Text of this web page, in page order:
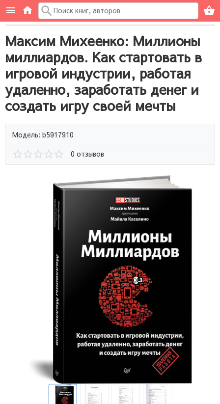
Максим Михеенко: Миллионы
миллиардов. Как стартовать в
игровой индустрии, работая
удаленно, заработать денег и
создать игру своей мечты
Модель: b5917910
0 отзывов